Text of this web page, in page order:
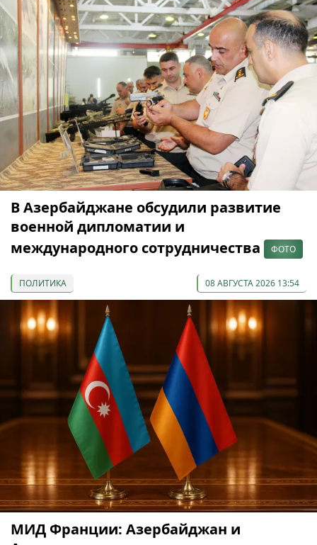
В Азербайджане обсудили развитие
военной дипломатии и
международного сотрудничества
ФОТО
ПОЛИТИКА 08 АВГУСТА 2026 13:54
МИД Франции: Азербайджан и